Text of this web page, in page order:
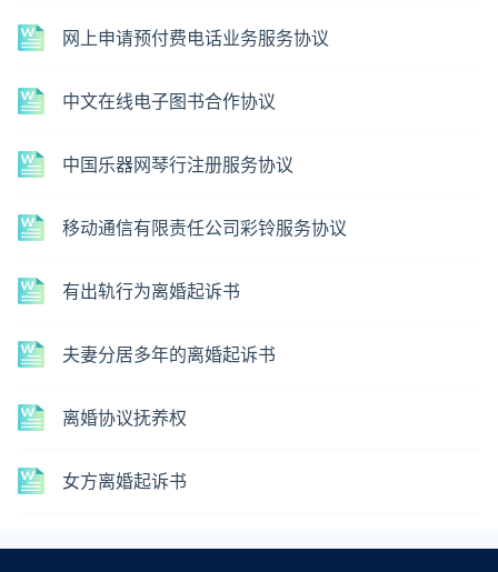
网上申请预付费电话业务服务协议
中文在线电子图书合作协议
中国乐器网琴行注册服务协议
移动通信有限责任公司彩铃服务协议
有出轨行为离婚起诉书
夫妻分居多年的离婚起诉书
离婚协议抚养权
女方离婚起诉书